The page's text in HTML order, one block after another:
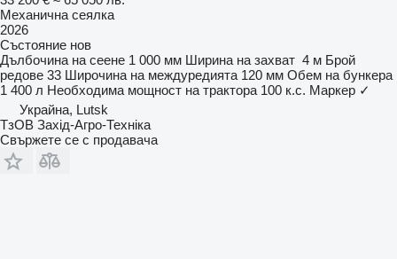
Механична сеялка
2026
Състояние нов
Дълбочина на сеене 1 000 мм Ширина на захват 4 м Брой
редове 33 Широчина на междуредията 120 мм Обем на бункера
1 400 л Необходима мощност на трактора 100 к.с. Маркер ✓
Украйна, Lutsk
ТзОВ Захід-Агро-Техніка
Свържете се с продавача